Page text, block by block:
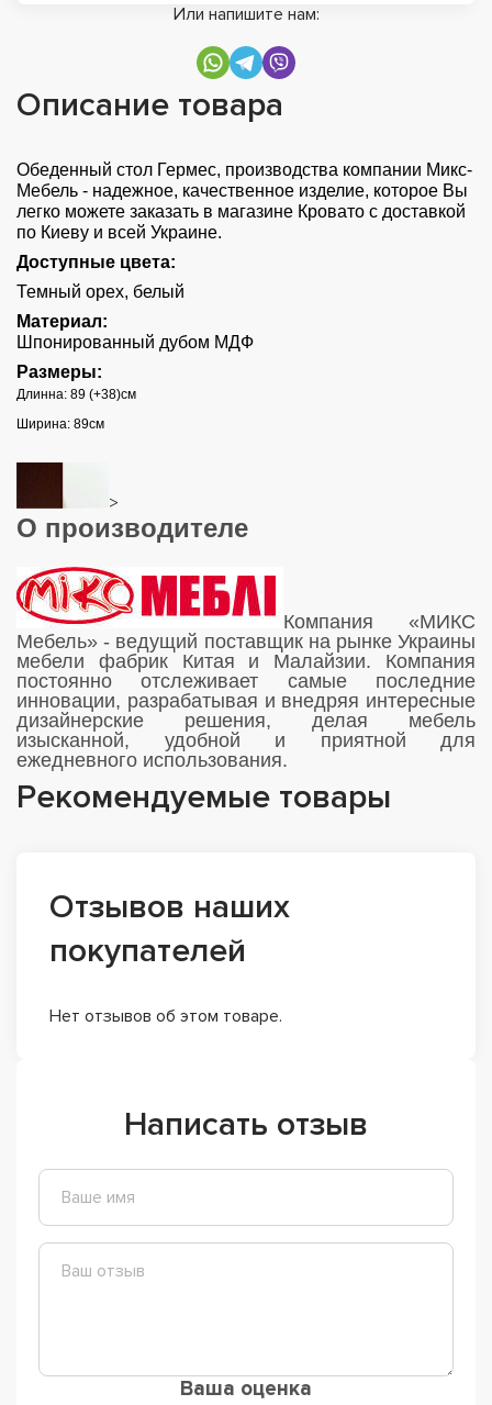
Или напишите нам:
Описание товара
Обеденный стол Гермес, производства компании Микс-
Мебель - надежное, качественное изделие, которое Вы
легко можете заказать в магазине Кровато с доставкой
по Киеву и всей Украине.
Доступные цвета:
Темный орех, белый
Материал:
Шпонированный дубом МДФ
Размеры:
Длинна: 89 (+38)см
Ширина: 89см
>
О производителе
Компания «МИКС
Мебель» - ведущий поставщик на рынке Украины
мебели фабрик Китая и Малайзии. Компания
постоянно отслеживает самые последние
инновации, разрабатывая и внедряя интересные
дизайнерские решения, делая мебель
изысканной, удобной и приятной для
ежедневного использования.
Рекомендуемые товары
Отзывов наших
покупателей
Нет отзывов об этом товаре.
Написать отзыв
Ваша оценка